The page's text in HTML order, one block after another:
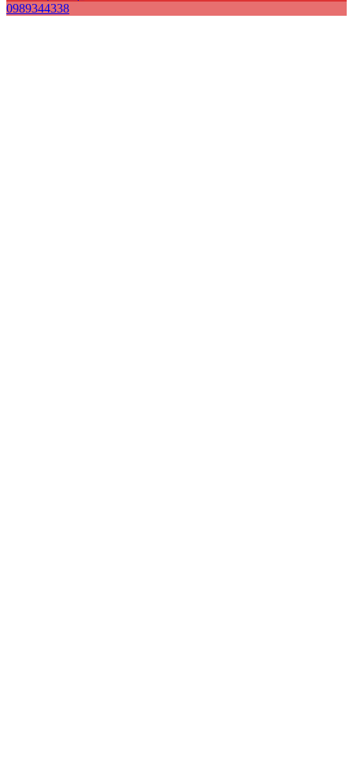
0989344338